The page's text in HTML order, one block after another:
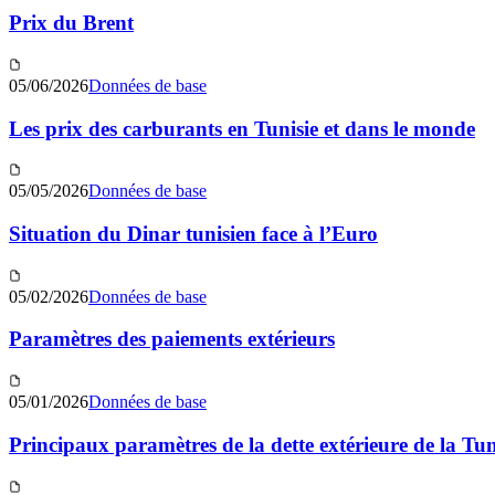
Prix du Brent
05/06/2026Données de base
Les prix des carburants en Tunisie et dans le monde
05/05/2026Données de base
Situation du Dinar tunisien face à l’Euro
05/02/2026Données de base
Paramètres des paiements extérieurs
05/01/2026Données de base
Principaux paramètres de la dette extérieure de la